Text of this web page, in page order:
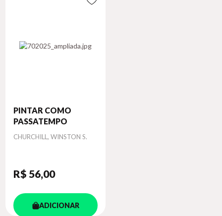
PINTAR COMO
PASSATEMPO
Autor
CHURCHILL, WINSTON S.
R$ 56,00
ADICIONAR